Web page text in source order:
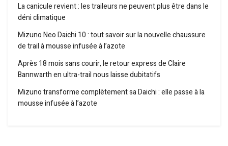
La canicule revient : les traileurs ne peuvent plus être dans le
déni climatique
Mizuno Neo Daichi 10 : tout savoir sur la nouvelle chaussure
de trail à mousse infusée à l’azote
Après 18 mois sans courir, le retour express de Claire
Bannwarth en ultra-trail nous laisse dubitatifs
Mizuno transforme complètement sa Daichi : elle passe à la
mousse infusée à l’azote